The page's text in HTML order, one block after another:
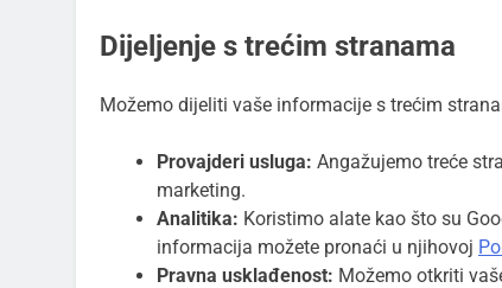
Dijeljenje s trećim stranama
Možemo dijeliti vaše informacije s trećim
Provajderi usluga: Angažujemo treće
marketing.
Analitika: Koristimo alate kao što su
informacija možete pronaći u njihovoj
Pravna usklađenost: Možemo otkriti